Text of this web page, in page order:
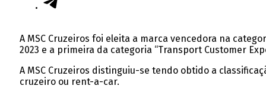
A MSC Cruzeiros foi eleita a marca vencedora na
2023 e a primeira da categoria “Transport Customer
A MSC Cruzeiros distinguiu-se tendo obtido a
cruzeiro ou rent-a-car.